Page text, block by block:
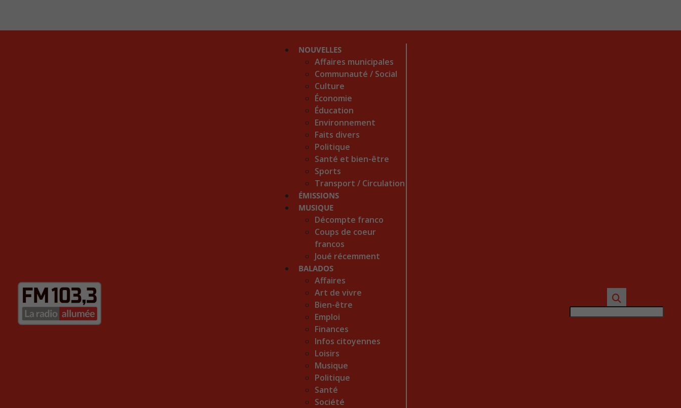
NOUVELLES
Affaires municipales
Communauté / Social
Culture
Économie
Éducation
Environnement
Faits divers
Politique
Santé et bien-être
Sports
Transport / Circulation
ÉMISSIONS
MUSIQUE
Décompte franco
Coups de coeur
francos
Joué récemment
BALADOS
Affaires
Art de vivre
Bien-être
Emploi
Finances
Infos citoyennes
Loisirs
Musique
Politique
Santé
Société